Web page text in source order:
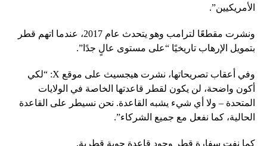
الأمريكيين”.
ونشرت مقطعًا لترامب وهو يتحدث عام 2017، عندما اتهم قطر
بتمويل الإرهاب تاريخيًا “على مستوى عالٍ جدًا”.
وفي أعقاب تصريحاتها، نشرت هيجسيث على موقع X: “لكي
أكون واضحة، لن يكون لقطر قاعدتها الخاصة في الولايات
المتحدة – ولا أي شيء يشبه القاعدة. نحن نسيطر على القاعدة
الحالية، كما نفعل مع جميع الشركاء”.
كما نفت سفارة قطر وجود قاعدة جوية قطرية.